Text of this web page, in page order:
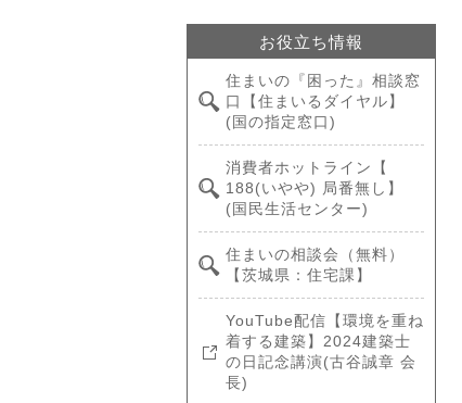
お役立ち情報
住まいの『困った』相談窓
口【住まいるダイヤル】
(国の指定窓口)
消費者ホットライン【
188(いやや) 局番無し】
(国民生活センター)
住まいの相談会（無料）
【茨城県：住宅課】
YouTube配信【環境を重ね
着する建築】2024建築士
の日記念講演(古谷誠章 会
長)